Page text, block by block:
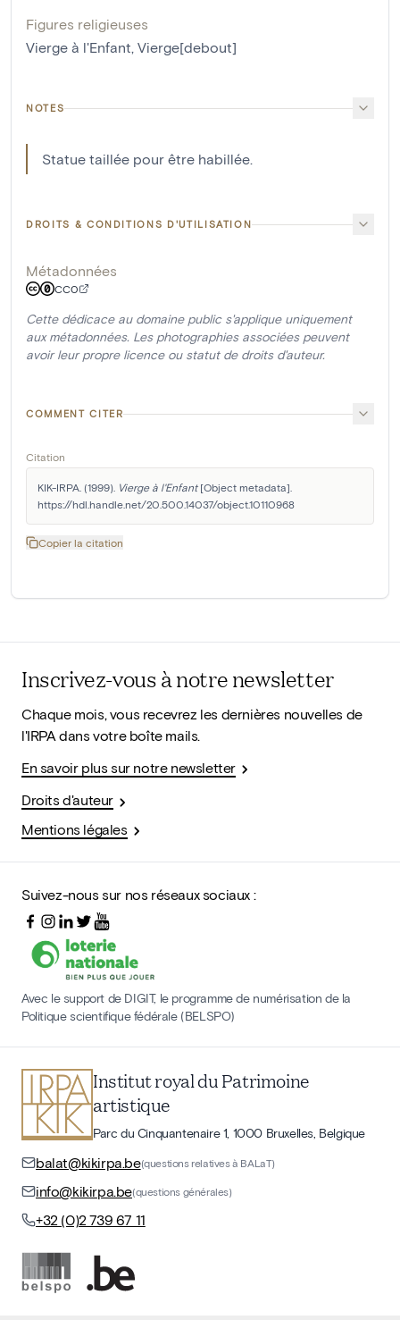
Figures religieuses
Vierge à l'Enfant, Vierge[debout]
NOTES
Statue taillée pour être habillée.
DROITS & CONDITIONS D'UTILISATION
Métadonnées
CC0
Cette dédicace au domaine public s'applique uniquement
aux métadonnées. Les photographies associées peuvent
avoir leur propre licence ou statut de droits d'auteur.
COMMENT CITER
Citation
KIK-IRPA. (1999). Vierge à l'Enfant [Object metadata].
https://hdl.handle.net/20.500.14037/object.10110968
Copier la citation
Inscrivez-vous à notre newsletter
Chaque mois, vous recevrez les dernières nouvelles de
l'IRPA dans votre boîte mails.
En savoir plus sur notre newsletter
Droits d'auteur
Mentions légales
Suivez-nous sur nos réseaux sociaux :
Avec le support de DIGIT, le programme de numérisation de la
Politique scientifique fédérale (BELSPO)
Institut royal du Patrimoine
artistique
Parc du Cinquantenaire 1, 1000 Bruxelles, Belgique
balat@kikirpa.be(questions relatives à BALaT)
info@kikirpa.be(questions générales)
+32 (0)2 739 67 11